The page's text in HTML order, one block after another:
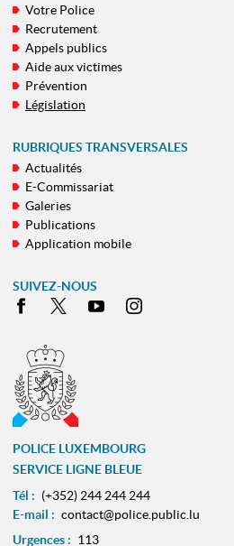
MENU
DE
NAVIGATION
Votre Police
Recrutement
Appels publics
Aide aux victimes
Prévention
Législation
RUBRIQUES TRANSVERSALES
Actualités
E-Commissariat
Galeries
Publications
Application mobile
SUIVEZ-NOUS
Facebook
X Youtube
POLICE LUXEMBOURG
SERVICE LIGNE BLEUE
Tél : (+352) 244 244 244
E-mail : contact@police.public.lu
Urgences : 113